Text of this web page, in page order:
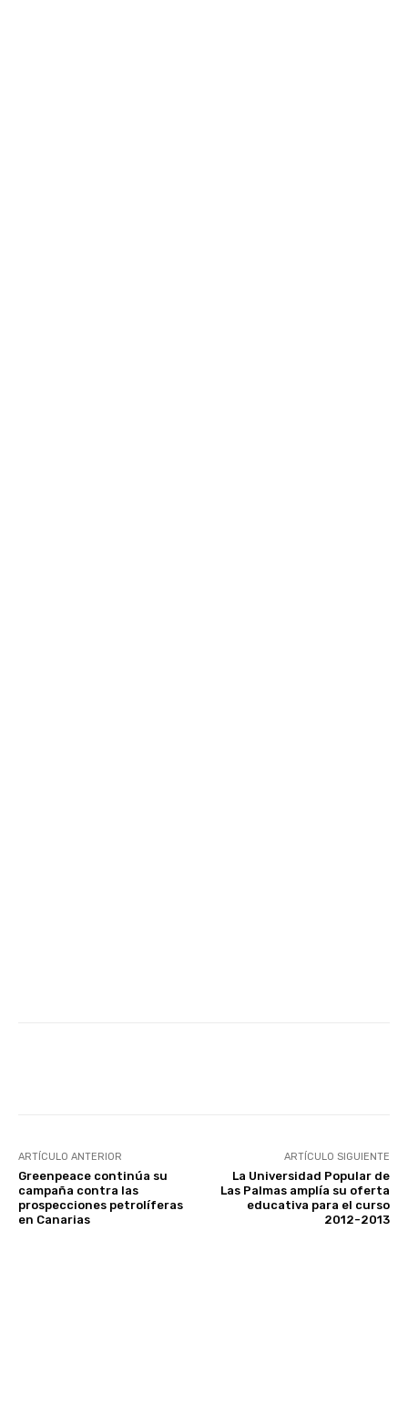
ARTÍCULO ANTERIOR
Greenpeace continúa su
campaña contra las
prospecciones petrolíferas
en Canarias
ARTÍCULO SIGUIENTE
La Universidad Popular de
Las Palmas amplía su oferta
educativa para el curso
2012-2013